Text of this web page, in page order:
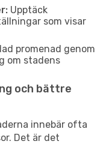
Upptäck
som visar
promenad genom
om stadens
och bättre
innebär ofta
Det är det